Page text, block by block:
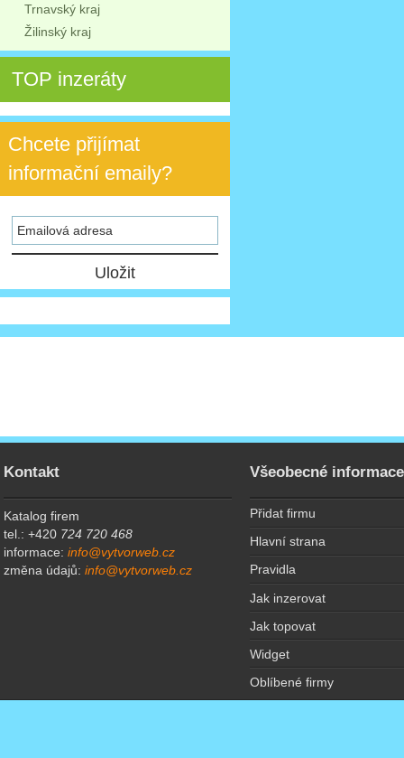
Trnavský kraj
Žilinský kraj
TOP inzeráty
Chcete přijímat
informační emaily?
Kontakt
Katalog firem
tel.: +420 724 720 468
informace:info@vytvorweb.cz
změna údajů:info@vytvorweb.cz
Všeobecné informace
Přidat firmu
Hlavní strana
Pravidla
Jak inzerovat
Jak topovat
Widget
Oblíbené firmy